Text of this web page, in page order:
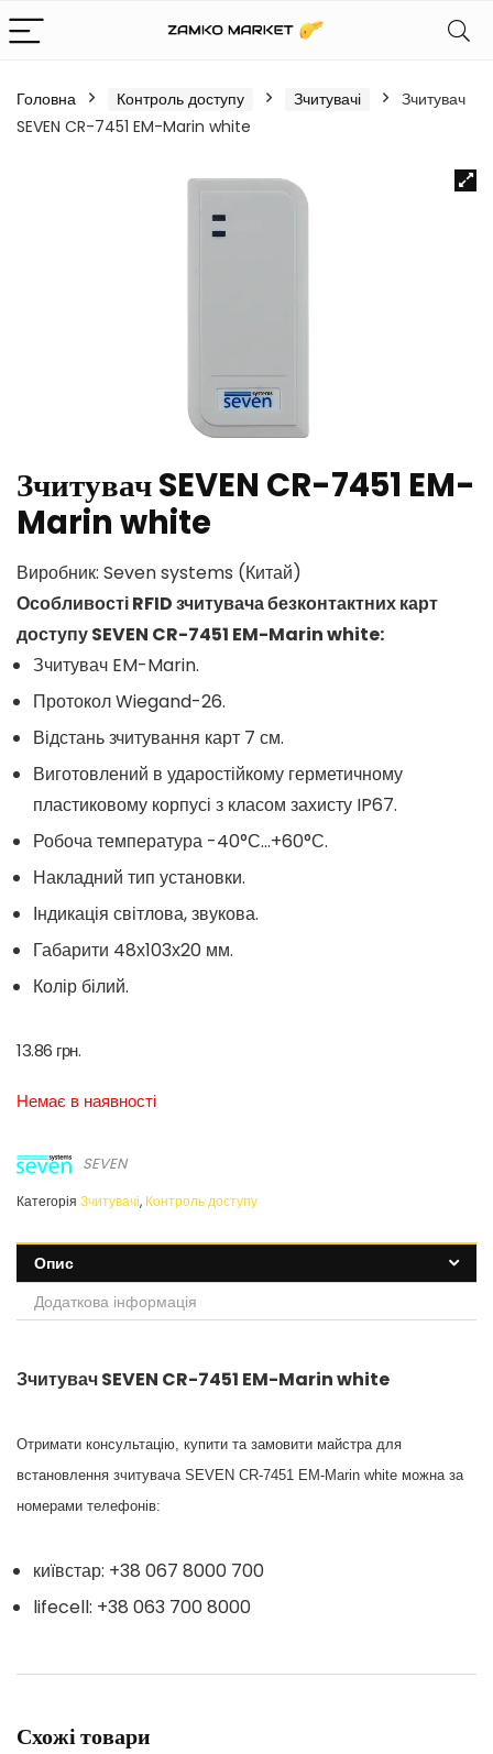
Головна Контроль доступу Зчитувачі
Зчитувач
SEVEN CR-7451 EM-Marin white
Зчитувач SEVEN CR-7451 EM-
Marin white
Виробник: Seven systems (Китай)
Особливості RFID зчитувача безконтактних карт
доступу SEVEN CR-7451 EM-Marin white:
Зчитувач EM-Marin.
Протокол Wiegand-26.
Відстань зчитування карт 7 см.
Виготовлений в ударостійкому герметичному
пластиковому корпусі з класом захисту IP67.
Робоча температура -40°С…+60°С.
Накладний тип установки.
Індикація світлова, звукова.
Габарити 48х103х20 мм.
Колір білий.
13.86 грн.
Немає в наявності
SEVEN
Категорія Зчитувачі, Контроль доступу
Опис
Додаткова інформація
Зчитувач SEVEN CR-7451 EM-Marin white
Отримати консультацію, купити та замовити майстра для
встановлення зчитувача SEVEN CR-7451 EM-Marin white можна за
номерами телефонів:
київстар: +38 067 8000 700
lifecell: +38 063 700 8000
Схожі товари